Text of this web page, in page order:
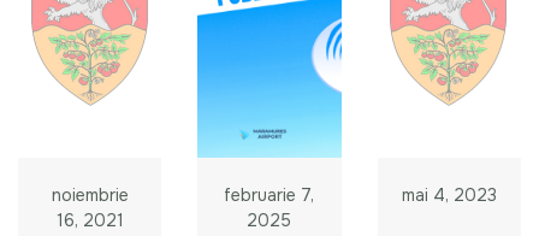
noiembrie
16, 2021
februarie 7,
2025
mai 4, 2023